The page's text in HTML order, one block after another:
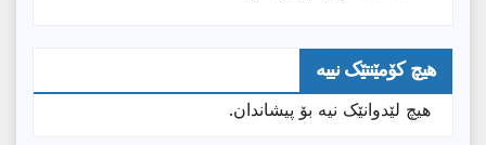
هیچ کۆمێنتێک نییە
هیچ لێدوانێک نیە بۆ پیشاندان.